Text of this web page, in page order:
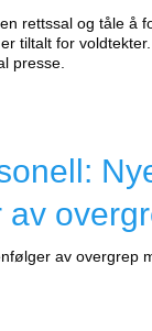
rettssal og tåle å
tiltalt for
presse.
av
av overgrep